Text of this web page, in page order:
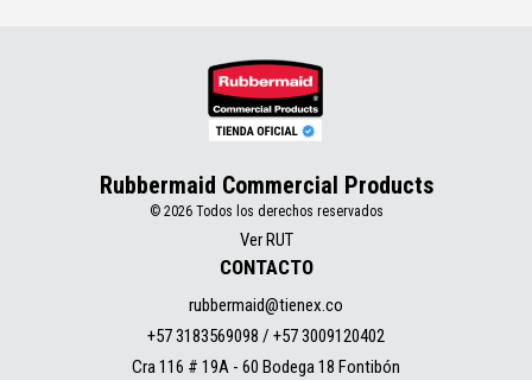
Rubbermaid Commercial Products
© 2026 Todos los derechos reservados
Ver RUT
CONTACTO
rubbermaid@tienex.co
+57 3183569098 / +57 3009120402
Cra 116 # 19A - 60 Bodega 18 Fontibón